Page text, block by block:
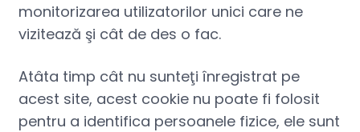
monitorizarea utilizatorilor unici care ne
vizitează şi cât de des o fac.
Atâta timp cât nu sunteţi înregistrat pe
acest site, acest cookie nu poate fi folosit
pentru a identifica persoanele fizice, ele sunt